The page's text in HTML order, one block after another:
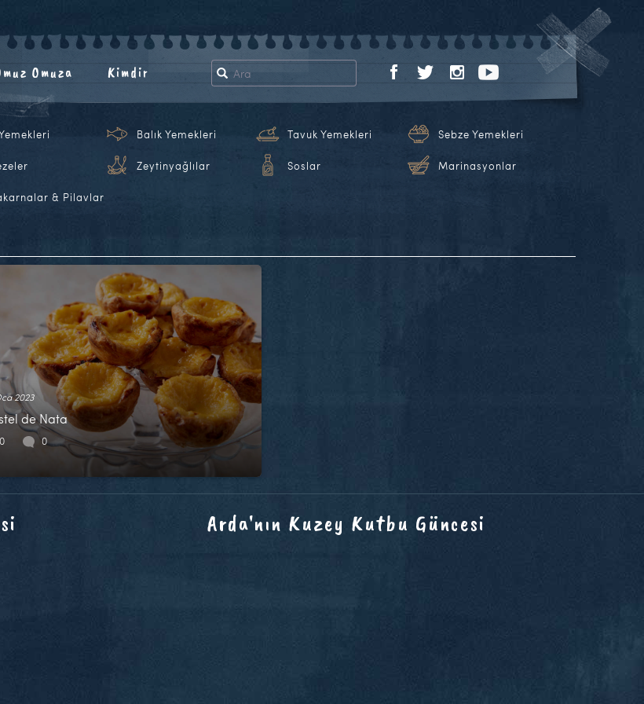
Omuza Kimdir
Balık Yemekleri Tavuk Yemekleri Sebze Yemekleri
Zeytinyağlılar Soslar Marinasyonlar
& Pilavlar
2023
de Nata
0 0
Arda'nın Kuzey Kutbu Güncesi